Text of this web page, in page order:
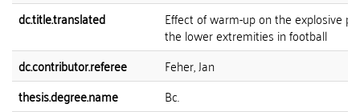
dc.title.translated
Effect of warm-up on the explosive
the lower extremities in football
dc.contributor.referee
Feher, Jan
thesis.degree.name
Bc.